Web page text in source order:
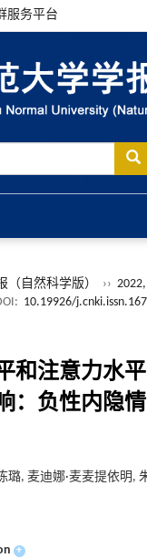
服务平台
（自然科学版） ››
10.19926/
和注意力水
：负性内隐
璐, 麦迪娜·麦麦提依明,
+